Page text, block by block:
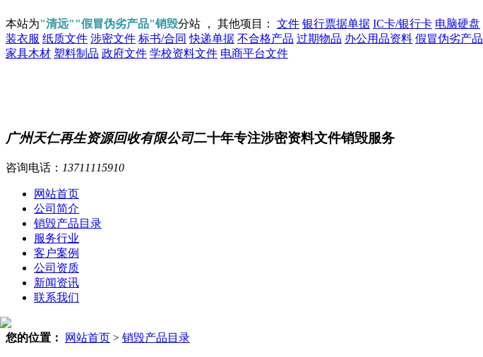
本站为"清远""假冒伪劣产品"销毁分站 ， 其他项目： 文件 银行票据单据 IC卡/银行卡 电脑硬盘
装衣服 纸质文件 涉密文件 标书/合同 快递单据 不合格产品 过期物品 办公用品资料 假冒伪劣产品
家具木材 塑料制品 政府文件 学校资料文件 电商平台文件
广州天仁再生资源回收有限公司二十年专注涉密资料文件销毁服务
咨询电话： 13711115910
网站首页
公司简介
销毁产品目录
服务行业
客户案例
公司资质
新闻资讯
联系我们
您的位置： 网站首页 > 销毁产品目录